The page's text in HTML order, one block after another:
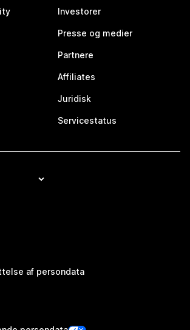
Investorer
Presse og medier
Partnere
Affiliates
Juridisk
Servicestatus
af persondata